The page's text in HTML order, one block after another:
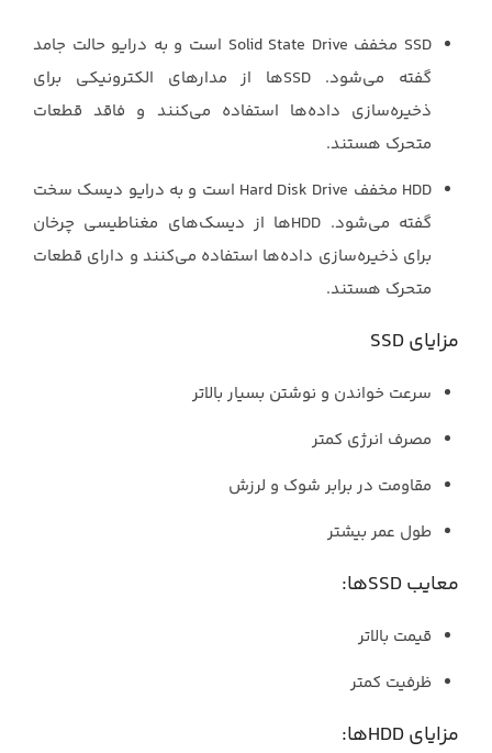
‏SSD‏ مخفف ‏Solid State Drive‏ است و به درایو حالت جامد
گفته می‌شود. ‏SSDها از ‏مدارهای الکترونیکی برای
ذخیره‌سازی داده‌ها استفاده می‌کنند و فاقد قطعات
متحرک هستند.‏
‏HDD‏ مخفف ‏Hard Disk Drive‏ است و به درایو دیسک سخت
گفته می‌شود. ‏HDDها ‏از دیسک‌های مغناطیسی چرخان
برای ذخیره‌سازی داده‌ها استفاده می‌کنند و دارای قطعات
‏متحرک هستند.‏
مزایای ‏SSD‏
سرعت خواندن و نوشتن بسیار بالاتر
مصرف انرژی کمتر
مقاومت در برابر شوک و لرزش
طول عمر بیشتر
معایب ‏SSDها:‏
قیمت بالاتر
ظرفیت کمتر
مزایای ‏HDDها:‏